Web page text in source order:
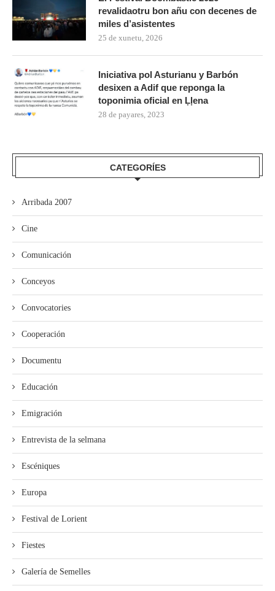
revalidaotru bon añu con decenes de
miles d’asistentes
25 de xunetu, 2026
Iniciativa pol Asturianu y Barbón
desixen a Adif que reponga la
toponimia oficial en Ḷḷena
28 de payares, 2023
CATEGORÍES
Arribada 2007
Cine
Comunicación
Conceyos
Convocatories
Cooperación
Documentu
Educación
Emigración
Entrevista de la selmana
Escéniques
Europa
Festival de Lorient
Fiestes
Galería de Semelles